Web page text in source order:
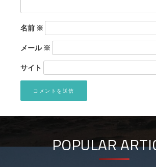
名前 ※
メール※
サイト
POPULAR